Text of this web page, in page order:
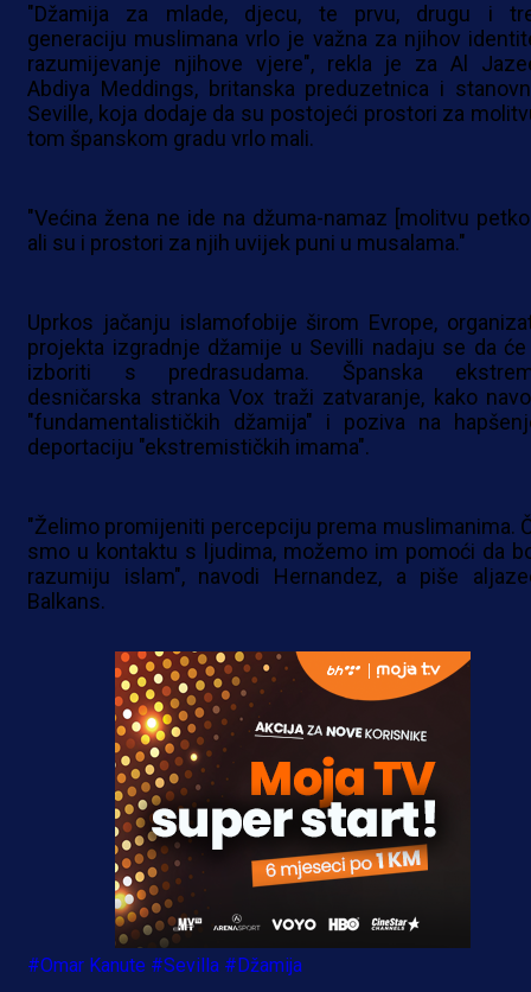
"Džamija za mlade, djecu, te prvu, drugu i
generaciju muslimana vrlo je važna za njihov
razumijevanje njihove vjere", rekla je za Al
Abdiya Meddings, britanska preduzetnica i
Seville, koja dodaje da su postojeći prostori za
tom španskom gradu vrlo mali.
"Većina žena ne ide na džuma-namaz [molitvu
ali su i prostori za njih uvijek puni u musalama."
Uprkos jačanju islamofobije širom Evrope,
projekta izgradnje džamije u Sevilli nadaju se da
izboriti s predrasudama. Španska
desničarska stranka Vox traži zatvaranje, kako
"fundamentalističkih džamija" i poziva na
deportaciju "ekstremističkih imama".
"Želimo promijeniti percepciju prema muslimanima.
smo u kontaktu s ljudima, možemo im pomoći da
razumiju islam", navodi Hernandez, a piše
Balkans.
#Omar Kanute #Sevilla #Džamija